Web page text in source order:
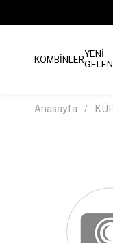
KOMBİNLERYENİ
Anasayfa